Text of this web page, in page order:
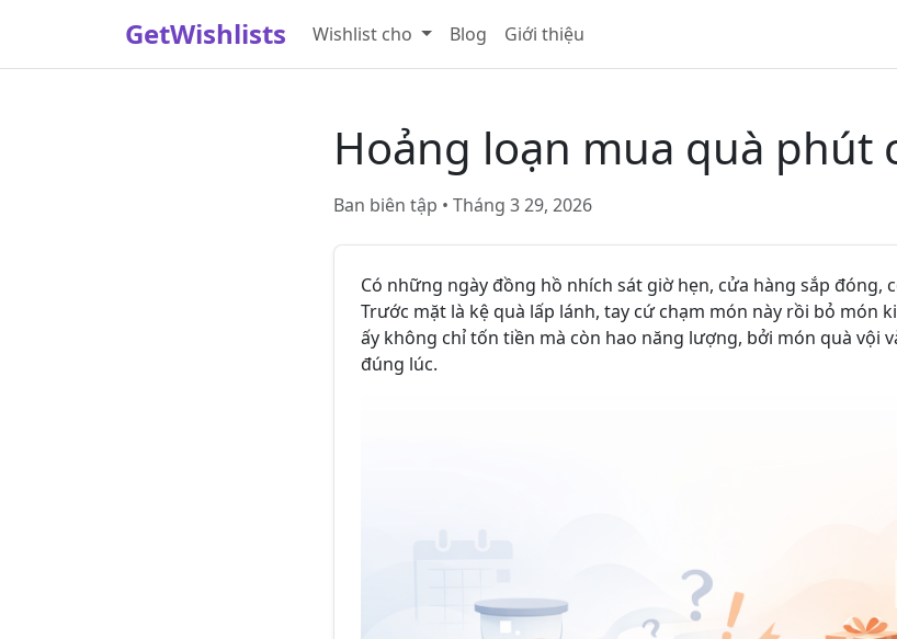
GetWishlists Wishlist cho Blog Giới thiệu
Hoảng loạn mua quà phút
Ban biên tập • Tháng 3 29, 2026
Có những ngày đồng hồ nhích sát giờ hẹn, cửa hàng sắp đóng,
Trước mặt là kệ quà lấp lánh, tay cứ chạm món này rồi bỏ món
ấy không chỉ tốn tiền mà còn hao năng lượng, bởi món quà vội
đúng lúc.